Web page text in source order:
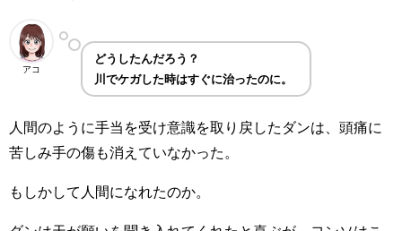
アコ
どうしたんだろう？
川でケガした時はすぐに治ったのに。
人間のように手当を受け意識を取り戻したダンは、頭痛に
苦しみ手の傷も消えていなかった。
もしかして人間になれたのか。